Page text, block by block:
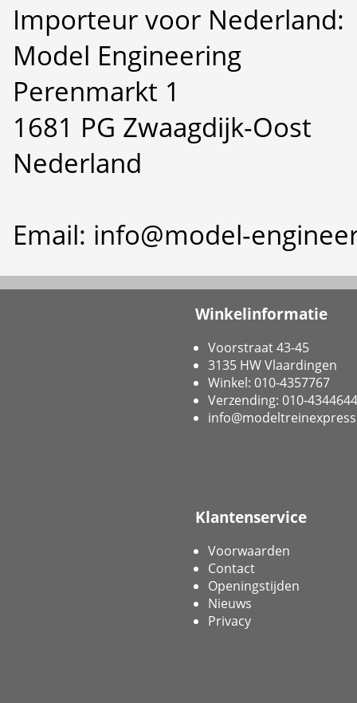
Importeur voor Nederland:
Model Engineering
Perenmarkt 1
1681 PG Zwaagdijk-Oost
Nederland
Email: info@model-
Winkelinformatie
Voorstraat 43-45
3135 HW Vlaardingen
Winkel: 010-4357767
Verzending: 010-4344644
Klantenservice
Voorwaarden
Contact
Openingstijden
Nieuws
Privacy